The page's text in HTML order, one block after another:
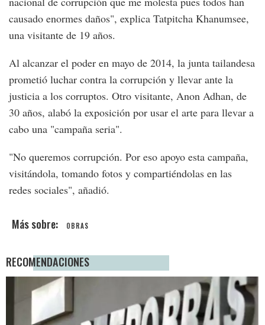
causado enormes daños", explica Tatpitcha Khanumsee,
una visitante de 19 años.
Al alcanzar el poder en mayo de 2014, la junta tailandesa
prometió luchar contra la corrupción y llevar ante la
justicia a los corruptos. Otro visitante, Anon Adhan, de
30 años, alabó la exposición por usar el arte para llevar a
cabo una "campaña seria".
"No queremos corrupción. Por eso apoyo esta campaña,
visitándola, tomando fotos y compartiéndolas en las
redes sociales", añadió.
OBRAS
RECOMENDACIONES